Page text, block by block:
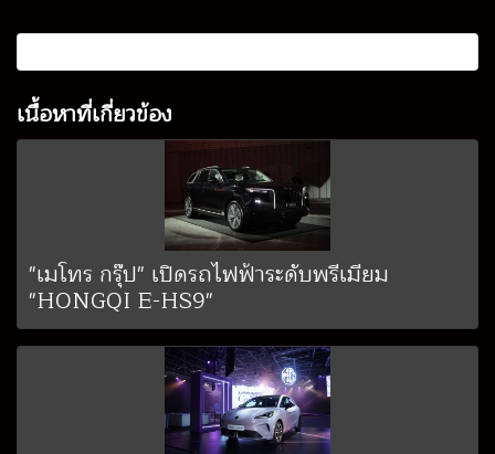
เนื้อหาที่เกี่ยวข้อง
"เมโทร กรุ๊ป" เปิดรถไฟฟ้าระดับพรีเมียม
"HONGQI E-HS9"